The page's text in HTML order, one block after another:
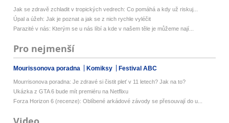
Jak se zdravě zchladit v tropických vedrech: Co pomáhá a kdy už riskuj...
Úpal a úžeh: Jak je poznat a jak se z nich rychle vyléčit
Parazité v nás: Kterým se u nás líbí a kde v našem těle je můžeme nají...
Pro nejmenší
Mourissonova poradna Komiksy Festival ABC
Mourrisonova poradna: Je zdravé si čistit pleť v 11 letech? Jak na to?
Ukázka z GTA 6 bude mít premiéru na Netflixu
Forza Horizon 6 (recenze): Oblíbené arkádové závody se přesouvají do u...